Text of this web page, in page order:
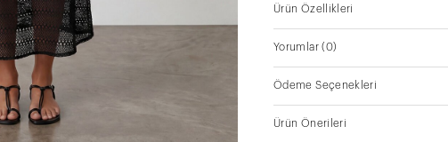
Ürün Özellikleri
Yorumlar(0)
Ödeme Seçenekleri
Ürün Önerileri